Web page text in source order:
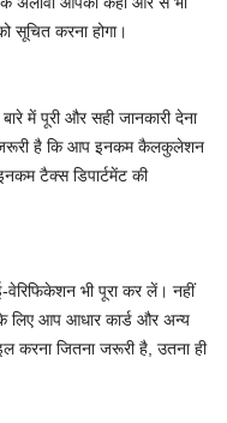
सूचित करना होगा।
में पूरी और सही जानकारी देना
है कि आप इनकम कैलकुलेशन
टैक्स डिपार्टमेंट की
भी पूरा कर लें। नहीं
आप आधार कार्ड और अन्य
करना जितना जरूरी है, उतना ही